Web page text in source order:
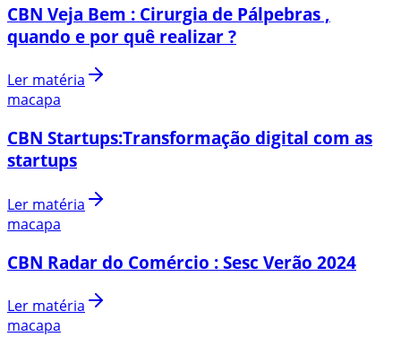
CBN Veja Bem : Cirurgia de Pálpebras ,
quando e por quê realizar ?
Ler matéria
macapa
CBN Startups:Transformação digital com as
startups
Ler matéria
macapa
CBN Radar do Comércio : Sesc Verão 2024
Ler matéria
macapa